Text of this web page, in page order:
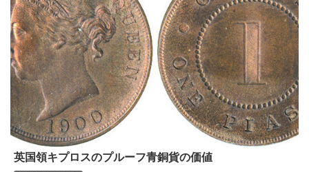
英国領キプロスのプルーフ青銅貨の価値